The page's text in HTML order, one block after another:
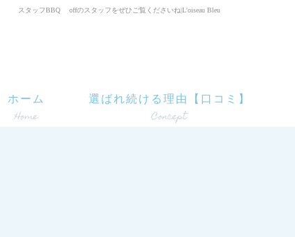
スタッフBBQ offのスタッフをぜひご覧くださいね|L'oiseau Bleu
ホーム 選ばれ続ける理由【口コミ】